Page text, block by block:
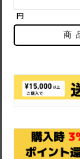
円
商